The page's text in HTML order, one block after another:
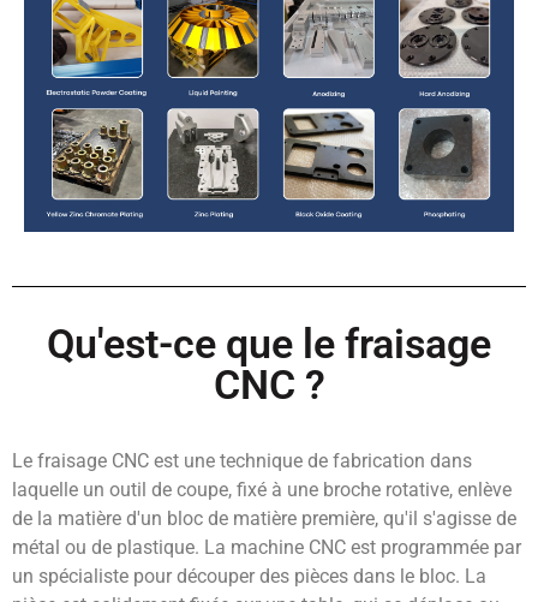
Qu'est-ce que le fraisage
CNC ?
Le fraisage CNC est une technique de fabrication dans
laquelle un outil de coupe, fixé à une broche rotative, enlève
de la matière d'un bloc de matière première, qu'il s'agisse de
métal ou de plastique. La machine CNC est programmée par
un spécialiste pour découper des pièces dans le bloc. La